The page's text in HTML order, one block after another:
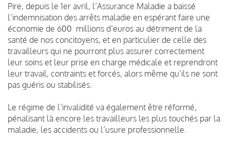
Pire, depuis le 1er avril, l’Assurance Maladie a baissé
l’indemnisation des arrêts maladie en espérant faire une
économie de 600 millions d’euros au détriment de la
santé de nos concitoyens, et en particulier de celle des
travailleurs qui ne pourront plus assurer correctement
leur soins et leur prise en charge médicale et reprendront
leur travail, contraints et forcés, alors même qu’ils ne sont
pas guéris ou stabilisés.
Le régime de l’invalidité va également être réformé,
pénalisant là encore les travailleurs les plus touchés par la
maladie, les accidents ou l’usure professionnelle.